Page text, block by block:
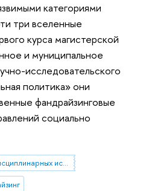
категориями
три вселенные
курса магистерской
и муниципальное
исследовательского
политика» они
фандрайзинговые
социально
НЦМУ "Центр междисциплинарных исследований человеческого потенциала"